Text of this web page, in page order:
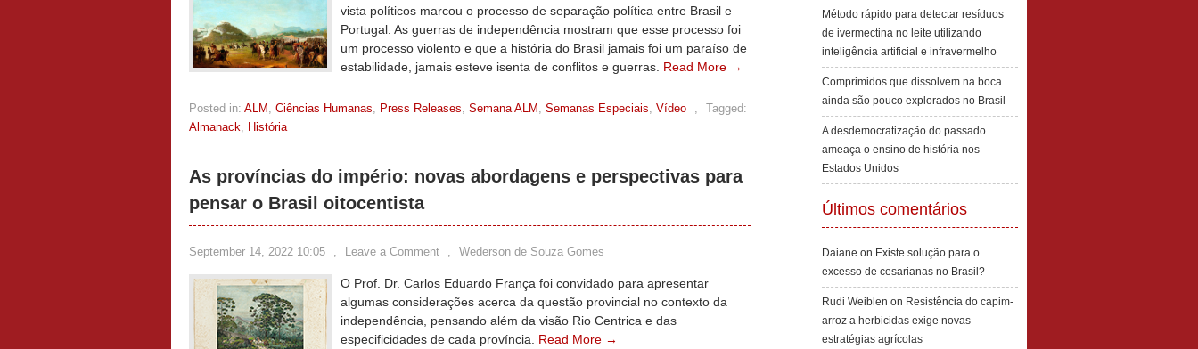
vista políticos marcou o processo de separação política entre Brasil e
Portugal. As guerras de independência mostram que esse processo foi
um processo violento e que a história do Brasil jamais foi um paraíso de
estabilidade, jamais esteve isenta de conflitos e guerras. Read More →
Posted in: ALM , Ciências Humanas, Press Releases, Semana ALM , Semanas Especiais, Vídeo ,
Tagged:
Almanack, História
As províncias do império: novas abordagens e perspectivas para
pensar o Brasil oitocentista
September 14, 2022 10:05 , Leave a Comment , Wederson de Souza Gomes
O Prof. Dr. Carlos Eduardo França foi convidado para apresentar
algumas considerações acerca da questão provincial no contexto da
independência, pensando além da visão Rio Centrica e das
especificidades de cada província. Read More →
Método rápido para detectar resíduos
de ivermectina no leite utilizando
inteligência artificial e infravermelho
Comprimidos que dissolvem na boca
ainda são pouco explorados no Brasil
A desdemocratização do passado
ameaça o ensino de história nos
Estados Unidos
Últimos comentários
Daiane on Existe solução para o
excesso de cesarianas no Brasil?
Rudi Weiblen on Resistência do capim-
arroz a herbicidas exige novas
estratégias agrícolas